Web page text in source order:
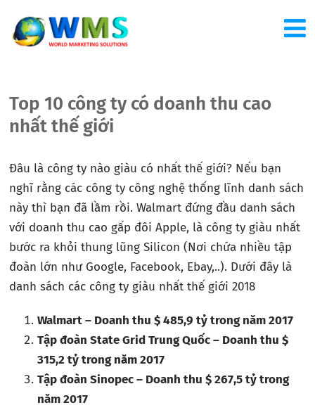
Top 10 công ty có doanh thu cao
nhất thế giới
Đâu là công ty nào giàu có nhất thế giới? Nếu bạn
nghĩ rằng các công ty công nghệ thống lĩnh danh sách
này thì bạn đã lầm rồi. Walmart đứng đầu danh sách
với doanh thu cao gấp đôi Apple, là công ty giàu nhất
bước ra khỏi thung lũng Silicon (Nơi chứa nhiều tập
đoàn lớn như Google, Facebook, Ebay,..). Dưới đây là
danh sách các công ty giàu nhất thế giới 2018
Walmart – Doanh thu $ 485,9 tỷ trong năm 2017
Tập đoàn State Grid Trung Quốc – Doanh thu $
315,2 tỷ trong năm 2017
Tập đoàn Sinopec – Doanh thu $ 267,5 tỷ trong
năm 2017